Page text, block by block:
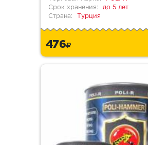
Срок хранения:
до 5 лет
Страна:
Турция
476